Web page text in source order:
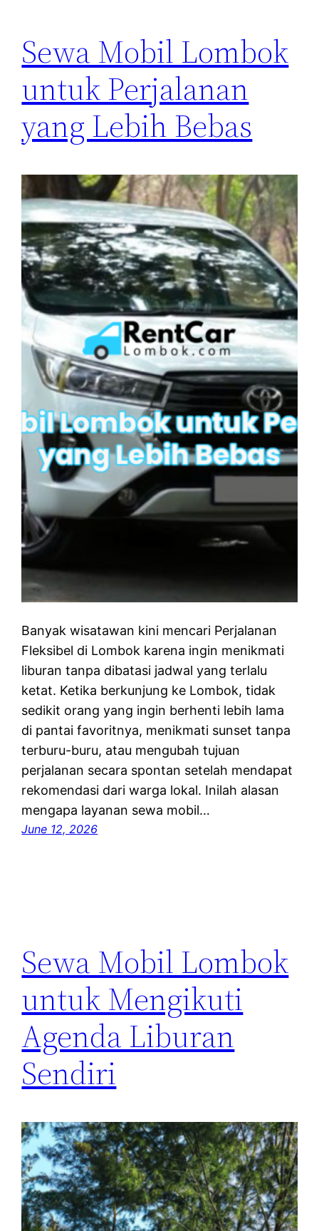
Sewa Mobil Lombok
untuk Perjalanan
yang Lebih Bebas
Banyak wisatawan kini mencari Perjalanan
Fleksibel di Lombok karena ingin menikmati
liburan tanpa dibatasi jadwal yang terlalu
ketat. Ketika berkunjung ke Lombok, tidak
sedikit orang yang ingin berhenti lebih lama
di pantai favoritnya, menikmati sunset tanpa
terburu-buru, atau mengubah tujuan
perjalanan secara spontan setelah mendapat
rekomendasi dari warga lokal. Inilah alasan
mengapa layanan sewa mobil…
June 12, 2026
Sewa Mobil Lombok
untuk Mengikuti
Agenda Liburan
Sendiri